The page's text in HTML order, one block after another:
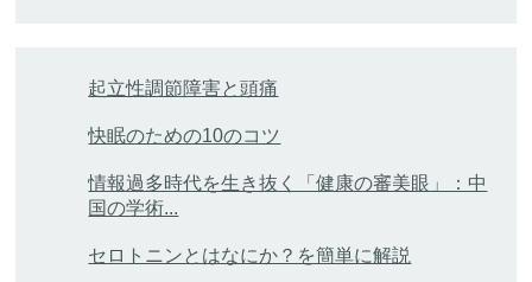
起立性調節障害と頭痛
快眠のための10のコツ
情報過多時代を生き抜く「健康の審美眼」：中
国の学術...
セロトニンとはなにか？を簡単に解説